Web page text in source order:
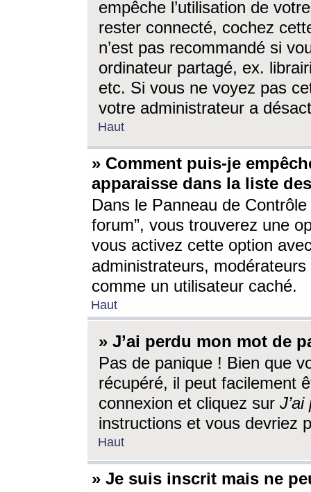
empêche l’utilisation de
rester connecté, cochez
n’est pas recommandé si
ordinateur partagé, ex.
etc. Si vous ne voyez pas
votre administrateur a
Haut
» Comment puis-je
apparaisse dans la liste
Dans le Panneau de
forum”, vous trouverez une
vous activez cette option
administrateurs,
comme un utilisateur caché.
Haut
» J’ai perdu mon mot de
Pas de panique ! Bien que
récupéré, il peut facilement
connexion et cliquez sur
instructions et vous devriez
Haut
» Je suis inscrit mais ne